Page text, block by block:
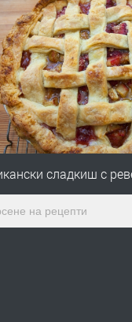
сладкиш с